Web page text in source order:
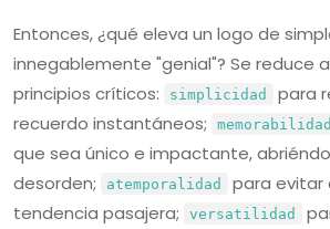
Entonces, ¿qué eleva un logo de
innegablemente "genial"? Se reduce
principios críticos:
simplicidad
para
recuerdo instantáneos;
memorabilidad
que sea único e impactante,
desorden;
atemporalidad
para evitar
tendencia pasajera;
versatilidad